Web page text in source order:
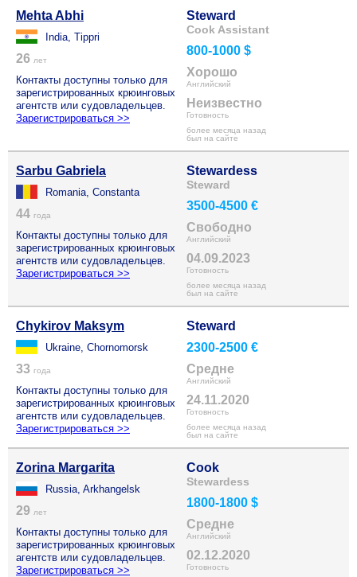
Mehta Abhi
India, Tippri
26 лет
Контакты доступны только для
зарегистрированных крюинговых
агентств или судовладельцев.
Зарегистрироваться >>
Steward
Cook Assistant
800-1000 $
Хорошо
Английский
Неизвестно
Готовность
более месяца назад
был на сайте
Sarbu Gabriela
Romania, Constanta
44 года
Контакты доступны только для
зарегистрированных крюинговых
агентств или судовладельцев.
Зарегистрироваться >>
Stewardess
Steward
3500-4500 €
Свободно
Английский
04.09.2023
Готовность
более месяца назад
был на сайте
Chykirov Maksym
Ukraine, Chornomorsk
33 года
Контакты доступны только для
зарегистрированных крюинговых
агентств или судовладельцев.
Зарегистрироваться >>
Steward
2300-2500 €
Средне
Английский
24.11.2020
Готовность
более месяца назад
был на сайте
Zorina Margarita
Russia, Arkhangelsk
29 лет
Контакты доступны только для
зарегистрированных крюинговых
агентств или судовладельцев.
Зарегистрироваться >>
Cook
Stewardess
1800-1800 $
Средне
Английский
02.12.2020
Готовность